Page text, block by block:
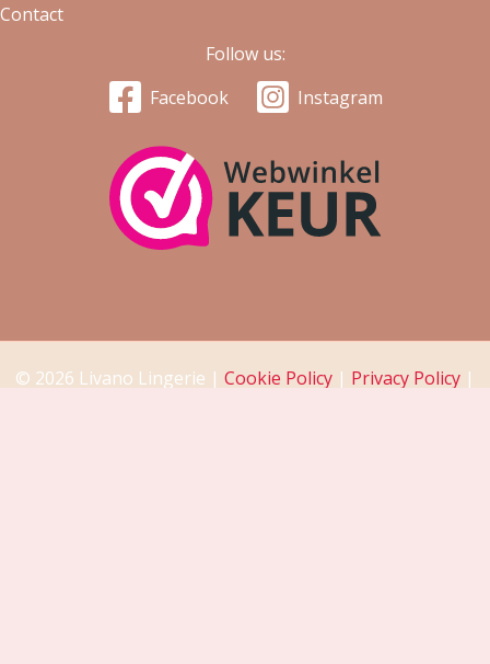
Contact
Follow us:
Facebook
Instagram
© 2026 Livano Lingerie | Cookie Policy | Privacy Policy |